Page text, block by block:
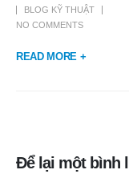
BLOG KỸ THUẬT
NO COMMENTS
READ MORE +
Để lại một bình